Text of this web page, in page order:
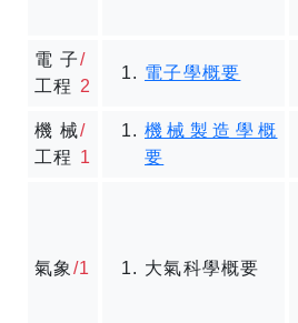
電子
工程
/
2
電子學概要
機械
工程
/
1
機械製造學概
要
氣象 /1 大氣科學概要